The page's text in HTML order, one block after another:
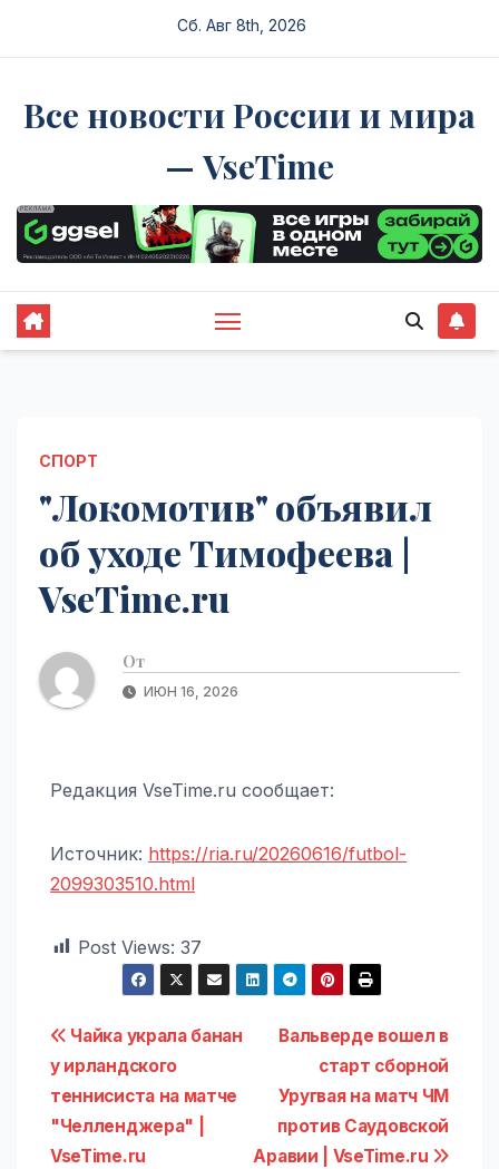
Сб. Авг 8th, 2026
Все новости России и мира
— VseTime
СПОРТ
"Локомотив" объявил
об уходе Тимофеева |
VseTime.ru
От
ИЮН 16, 2026
Редакция VseTime.ru сообщает:
Источник: https://ria.ru/20260616/futbol-
2099303510.html
Post Views: 37
Навигация
по
записям
Вальверде вошел в
старт сборной
Уругвая на матч ЧМ
против Саудовской
Аравии | VseTime.ru
Чайка украла банан
у ирландского
теннисиста на матче
"Челленджера" |
VseTime.ru